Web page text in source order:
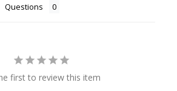
Questions
first to review this item